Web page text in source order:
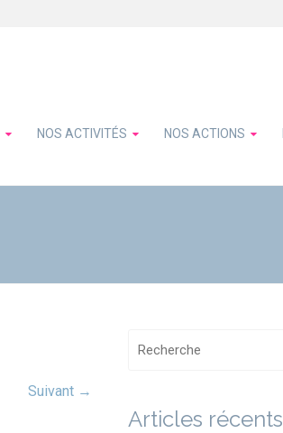
NOS ACTIVITÉS NOS ACTIONS
Suivant →
Articles récents